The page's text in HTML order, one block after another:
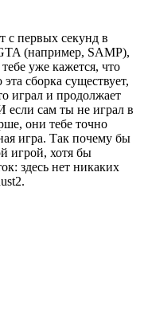
с первых секунд в
(например, SAMP),
уже кажется, что
сборка существует,
играл и продолжает
если сам ты не играл в
они тебе точно
игра. Так почему бы
игрой, хотя бы
здесь нет никаких